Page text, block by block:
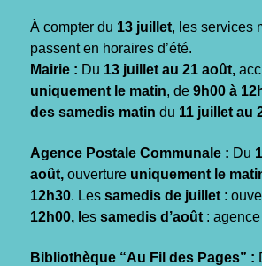
À compter du 13 juillet, les services
passent en horaires d’été.
Mairie : Du 13 juillet au 21 août,
uniquement le matin, de 9h00 à
des samedis matin du 11 juillet au
Agence Postale Communale : Du
août, ouverture uniquement le
12h30. Les samedis de juillet :
12h00, l es samedis d’août :
Bibliothèque “Au Fil des Pages” :